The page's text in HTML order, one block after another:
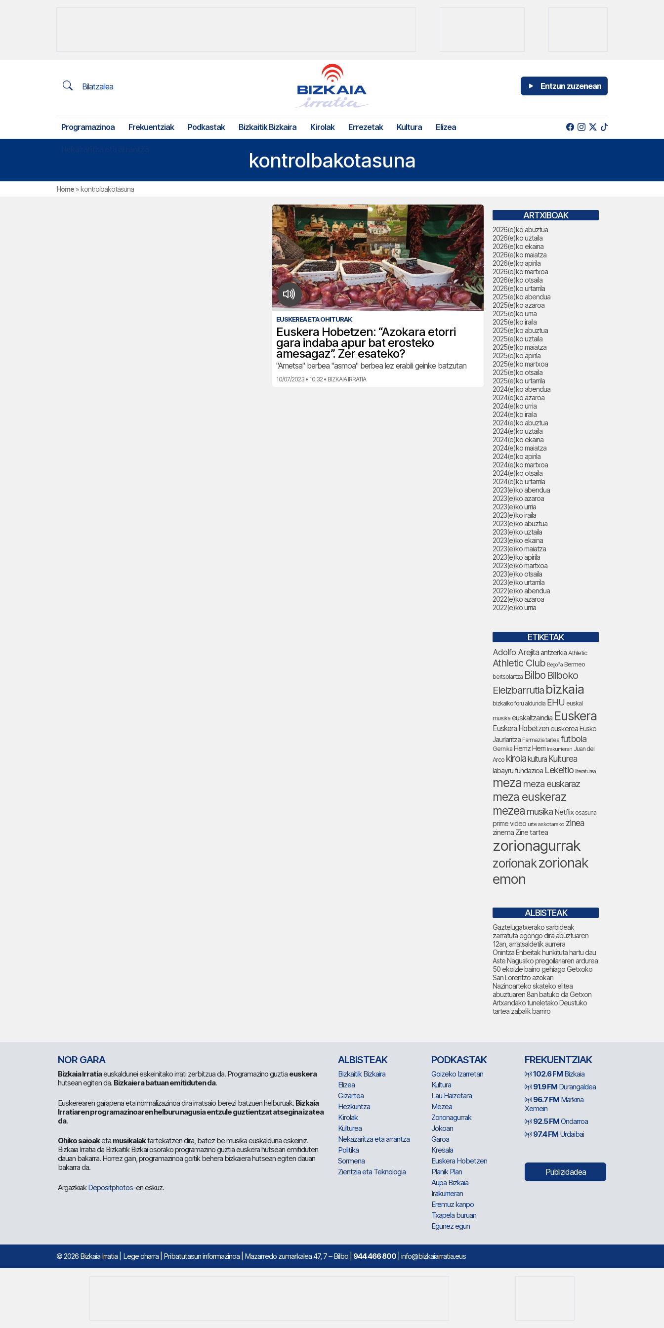
Bilatzailea Entzun zuzenean
Programazinoa Frekuentziak Podkastak Bizkaitik Bizkaira Kirolak Errezetak Kultura Elizea
kontrolbakotasuna
Home »kontrolbakotasuna
EUSKEREA ETA OHITURAK
Euskera Hobetzen: “Azokara etorri
gara indaba apur bat erosteko
amesagaz”. Zer esateko?
"Ametsa" berbea "asmoa" berbea lez erabili geinke batzutan
10/07/2023 • 10:32 • BIZKAIA IRRATIA
ARTXIBOAK
2026(e)ko abuztua
2026(e)ko uztaila
2026(e)ko ekaina
2026(e)ko maiatza
2026(e)ko apirila
2026(e)ko martxoa
2026(e)ko otsaila
2026(e)ko urtarrila
2025(e)ko abendua
2025(e)ko azaroa
2025(e)ko urria
2025(e)ko iraila
2025(e)ko abuztua
2025(e)ko uztaila
2025(e)ko maiatza
2025(e)ko apirila
2025(e)ko martxoa
2025(e)ko otsaila
2025(e)ko urtarrila
2024(e)ko abendua
2024(e)ko azaroa
2024(e)ko urria
2024(e)ko iraila
2024(e)ko abuztua
2024(e)ko uztaila
2024(e)ko ekaina
2024(e)ko maiatza
2024(e)ko apirila
2024(e)ko martxoa
2024(e)ko otsaila
2024(e)ko urtarrila
2023(e)ko abendua
2023(e)ko azaroa
2023(e)ko urria
2023(e)ko iraila
2023(e)ko abuztua
2023(e)ko uztaila
2023(e)ko ekaina
2023(e)ko maiatza
2023(e)ko apirila
2023(e)ko martxoa
2023(e)ko otsaila
2023(e)ko urtarrila
2022(e)ko abendua
2022(e)ko azaroa
2022(e)ko urria
ETIKETAK
Adolfo Arejitaantzerkia Athletic
Athletic Club Begoña Bermeo
bertsolaritza Bilbo Bilboko
Eleizbarrutia bizkaia
bizkaiko foru aldundia EHU euskal
musika euskaltzaindia Euskera
Euskera Hobetzeneuskerea Eusko
Jaurlaritza Farmazia tartea futbola
Gernika Herriz Herri Irakurrieran Juan del
Arco kirola kultura Kulturea
labayru fundazioa Lekeitio literaturea
meza meza euskaraz
meza euskeraz
mezea musika Netflix osasuna
prime video urte askotarako zinea
zinema Zine tartea
zorionagurrak
zorionakzorionak
emon
ALBISTEAK
Gaztelugatxerako sarbideak
zarratuta egongo dira abuztuaren
12an, arratsaldetik aurrera
Onintza Enbeitak hunkituta hartu dau
Aste Nagusiko pregoilariaren ardurea
50 ekoizle baino gehiago Getxoko
San Lorentzo azokan
Nazinoarteko skateko elitea
abuztuaren 8an batuko da Getxon
Artxandako tuneletako Deustuko
tartea zabalik barriro
NOR GARA
Bizkaia Irratiaeuskaldunei eskeinitako irrati zerbitzua da. Programazino guztia euskera
hutsean egiten da. Bizkaiera batuan emitiduten da.
Euskerearen garapena eta normalizazinoa dira irratsaio berezi batzuen helburuak. Bizkaia
Irratiaren programazinoaren helburu nagusia entzule guztientzat atsegina izatea
da.
Ohiko saioaketa musikalaktartekatzen dira, batez be musika euskalduna eskeiniz.
Bizkaia Irratia da Bizkaitik Bizkai osorako programazino guztia euskera hutsean emitiduten
dauan bakarra. Horrez gain, programazinoa goitik behera bizkaiera hutsean egiten dauan
bakarra da.
ArgazkiakDepositphotos-en eskuz.
ALBISTEAK
Bizkaitik Bizkaira
Elizea
Gizartea
Hezkuntza
Kirolak
Kulturea
Nekazaritza eta arrantza
Politika
Sormena
Zientzia eta Teknologia
PODKASTAK
Goizeko Izarretan
Kultura
Lau Haizetara
Mezea
Zorionagurrak
Jokoan
Garoa
Kresala
Euskera Hobetzen
Planik Plan
Aupa Bizkaia
Irakurrieran
Eremuz kanpo
Txapela buruan
Egunez egun
FREKUENTZIAK
102.6 FM Bizkaia
91.9 FM Durangaldea
96.7 FM Markina
Xemein
92.5 FMOndarroa
97.4 FM Urdaibai
Publizidadea
© 2026 Bizkaia Irratia Lege oharra Pribatutasun informazinoa | Mazarredo zumarkalea 47, 7 – Bilbo | 944 466 800 | info@bizkaiairratia.eus